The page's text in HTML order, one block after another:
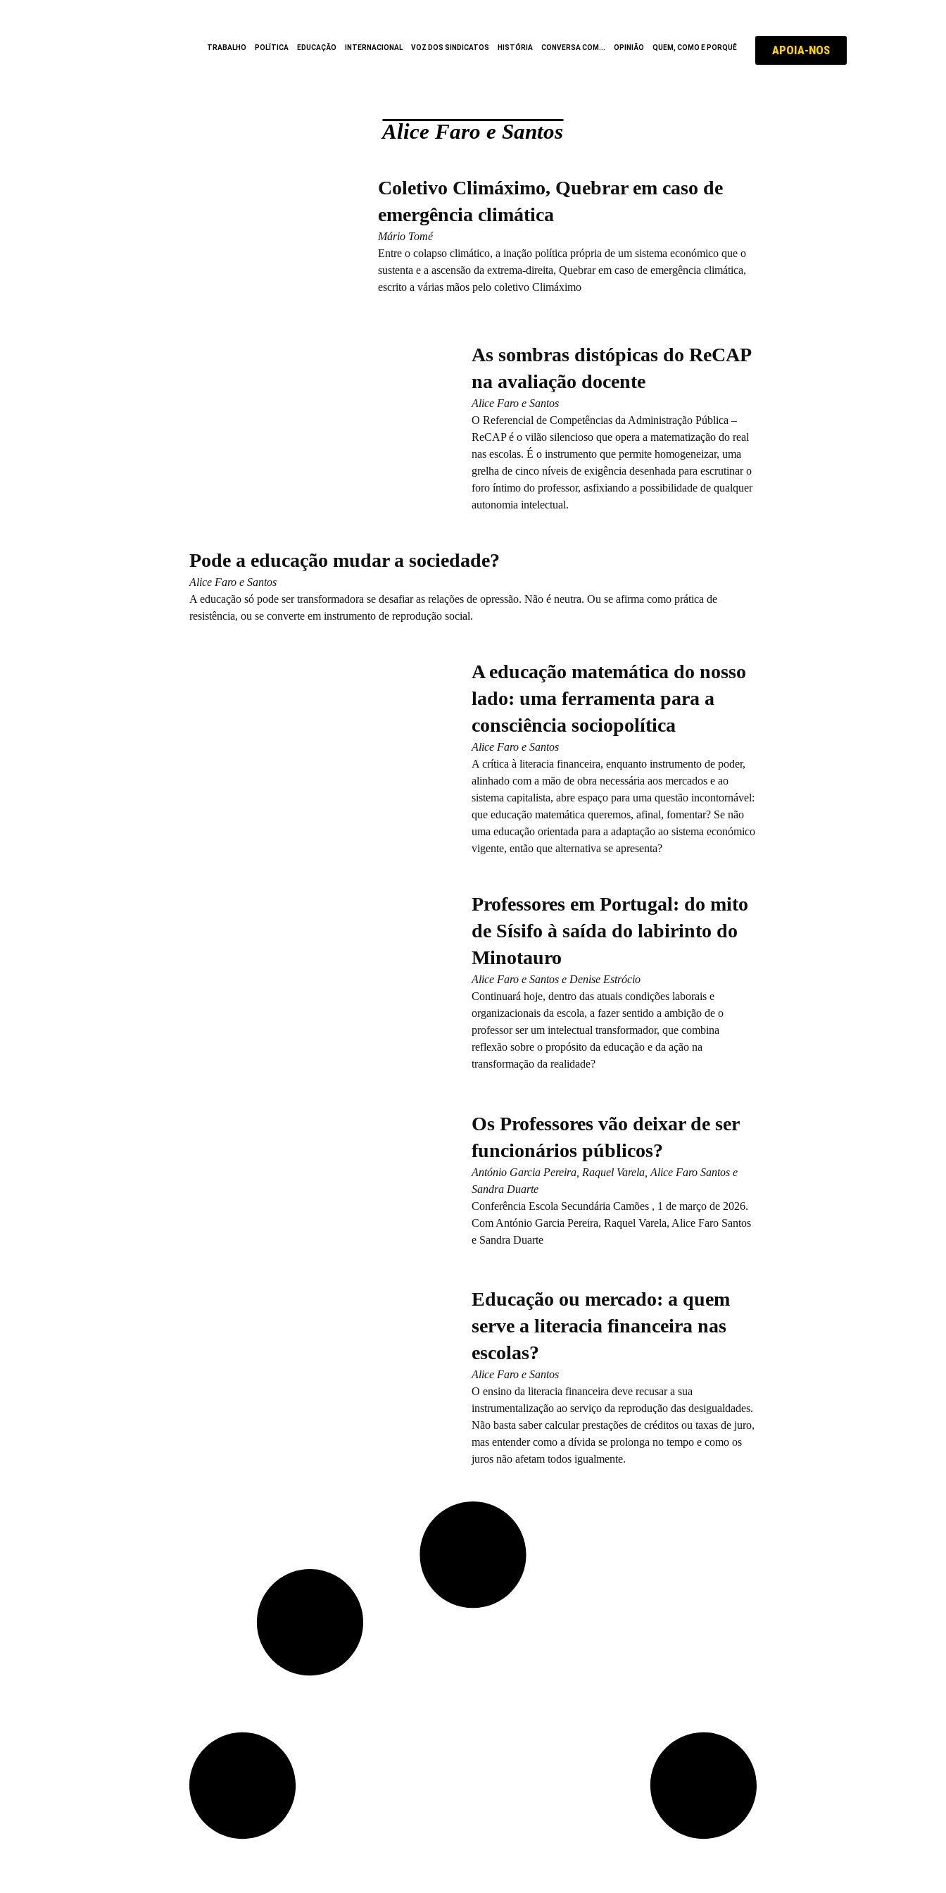
TRABALHO POLÍTICA EDUCAÇÃO INTERNACIONAL VOZ DOS SINDICATOS HISTÓRIA CONVERSA COM... OPINIÃO QUEM, COMO E PORQUÊ APOIA-NOS
Alice Faro e Santos
Coletivo Climáximo, Quebrar em caso de
emergência climática
Mário Tomé
Entre o colapso climático, a inação política própria de um sistema económico que o
sustenta e a ascensão da extrema-direita, Quebrar em caso de emergência climática,
escrito a várias mãos pelo coletivo Climáximo
As sombras distópicas do ReCAP
na avaliação docente
Alice Faro e Santos
O Referencial de Competências da Administração Pública –
ReCAP é o vilão silencioso que opera a matematização do real
nas escolas. É o instrumento que permite homogeneizar, uma
grelha de cinco níveis de exigência desenhada para escrutinar o
foro íntimo do professor, asfixiando a possibilidade de qualquer
autonomia intelectual.
Pode a educação mudar a sociedade?
Alice Faro e Santos
A educação só pode ser transformadora se desafiar as relações de opressão. Não é neutra. Ou se afirma como prática de
resistência, ou se converte em instrumento de reprodução social.
A educação matemática do nosso
lado: uma ferramenta para a
consciência sociopolítica
Alice Faro e Santos
A crítica à literacia financeira, enquanto instrumento de poder,
alinhado com a mão de obra necessária aos mercados e ao
sistema capitalista, abre espaço para uma questão incontornável:
que educação matemática queremos, afinal, fomentar? Se não
uma educação orientada para a adaptação ao sistema económico
vigente, então que alternativa se apresenta?
Professores em Portugal: do mito
de Sísifo à saída do labirinto do
Minotauro
Alice Faro e Santos e Denise Estrócio
Continuará hoje, dentro das atuais condições laborais e
organizacionais da escola, a fazer sentido a ambição de o
professor ser um intelectual transformador, que combina
reflexão sobre o propósito da educação e da ação na
transformação da realidade?
Os Professores vão deixar de ser
funcionários públicos?
António Garcia Pereira, Raquel Varela, Alice Faro Santos e
Sandra Duarte
Conferência Escola Secundária Camões , 1 de março de 2026.
Com António Garcia Pereira, Raquel Varela, Alice Faro Santos
e Sandra Duarte
Educação ou mercado: a quem
serve a literacia financeira nas
escolas?
Alice Faro e Santos
O ensino da literacia financeira deve recusar a sua
instrumentalização ao serviço da reprodução das desigualdades.
Não basta saber calcular prestações de créditos ou taxas de juro,
mas entender como a dívida se prolonga no tempo e como os
juros não afetam todos igualmente.